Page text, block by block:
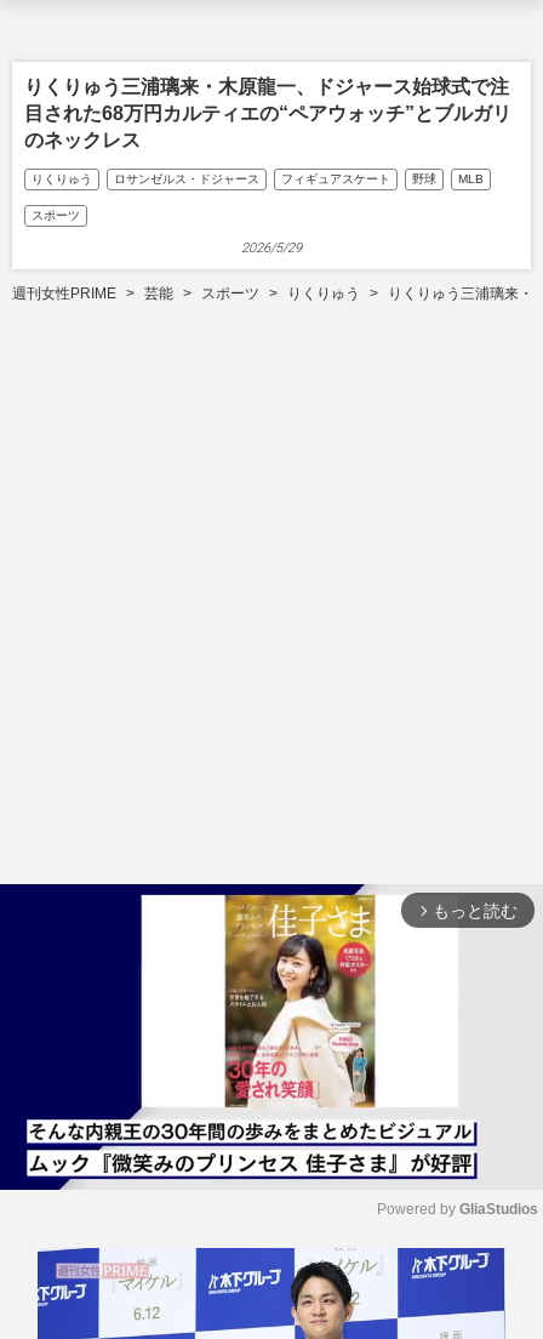
りくりゅう三浦璃来・木原龍一、ドジャース始球式で注
目された68万円カルティエの“ペアウォッチ”とブルガリ
のネックレス
りくりゅう ロサンゼルス・ドジャース フィギュアスケート 野球 MLB
スポーツ
2026/5/29
週刊女性PRIME 芸能 スポーツ りくりゅう りくりゅう三浦璃来・
arrow_forward_ios もっと読む
M
e
Powered by GliaStudios